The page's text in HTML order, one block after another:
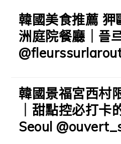
韓國美食推薦 狎
洲庭院餐廳｜플
韓國景福宮西村
｜甜點控必打
Seoul